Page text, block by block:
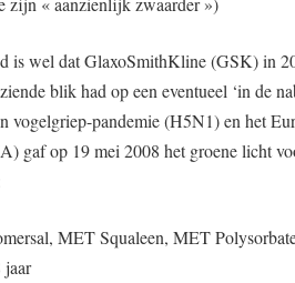
is wel dat GlaxoSmithKline (GSK) in
blik had op een eventueel ‘in de
vogelgriep-pandemie (H5N1) en het
gaf op 19 mei 2008 het groene licht
MET Squaleen, MET
jaar